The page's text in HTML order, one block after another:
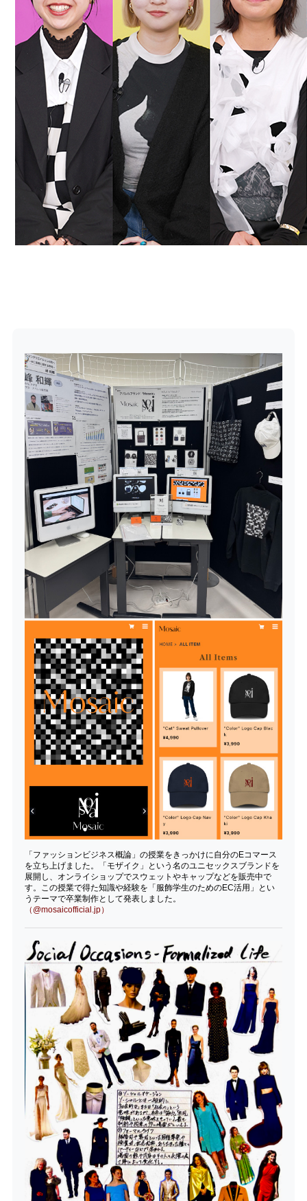
「ファッションビジネス概論」の授業をきっかけに自分のEコマース
を立ち上げました。「モザイク」という名のユニセックスブランドを
展開し、オンライショップでスウェットやキャップなどを販売中で
す。この授業で得た知識や経験を「服飾学生のためのEC活用」とい
うテーマで卒業制作として発表しました。
（@mosaicofficial.jp）